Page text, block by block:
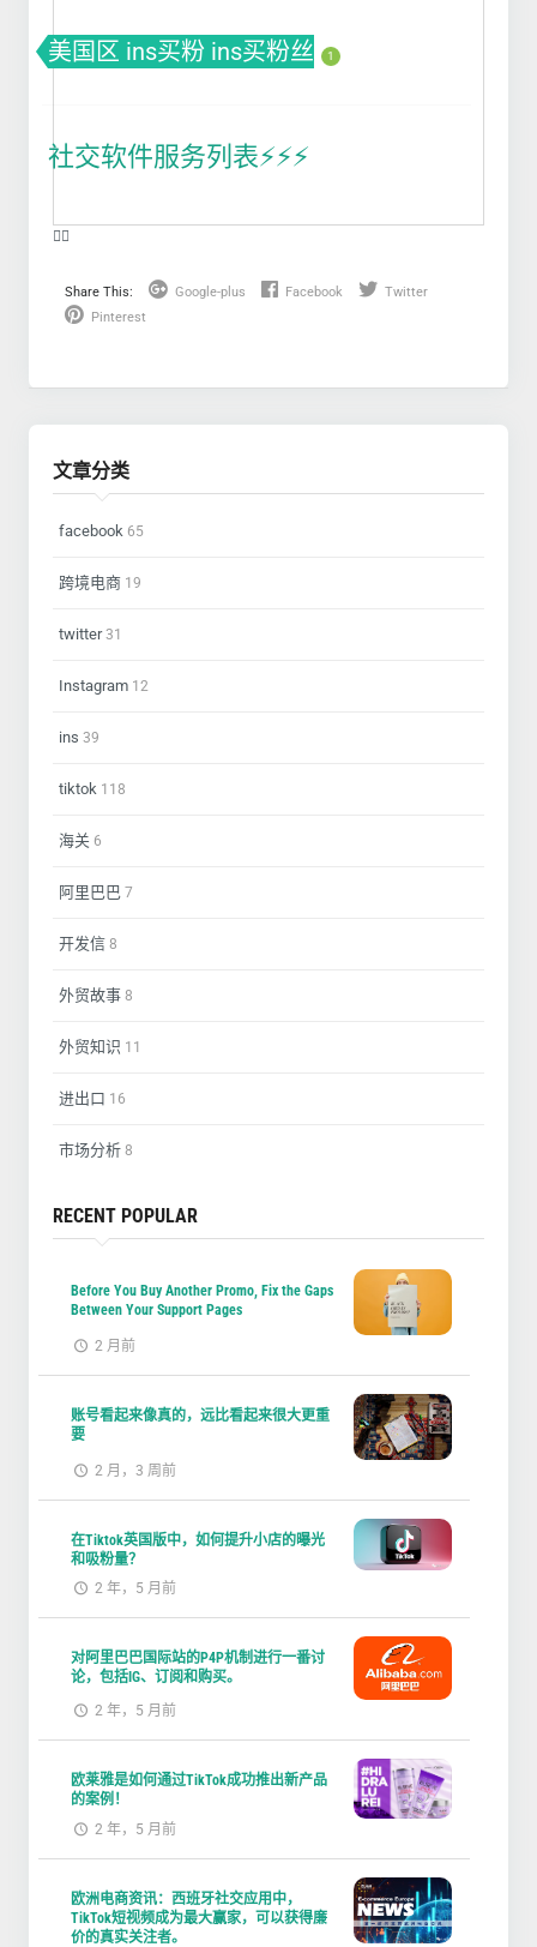
美国区 ins买粉 ins买粉丝 1
社交软件服务列表⚡️⚡️⚡️
❤️‍🔥
Share This: Google-plus Facebook
Twitter
Pinterest
文章分类
facebook 65
跨境电商 19
twitter31
Instagram 12
ins 39
tiktok 118
海关 6
阿里巴巴 7
开发信 8
外贸故事 8
外贸知识 11
进出口 16
市场分析 8
RECENT POPULAR
Before You Buy Another Promo, Fix the Gaps
Between Your Support Pages
2 月前
账号看起来像真的，远比看起来很大更重
要
2 月，3 周前
在Tiktok英国版中，如何提升小店的曝光
和吸粉量？
2 年，5 月前
对阿里巴巴国际站的P4P机制进行一番讨
论，包括IG、订阅和购买。
2 年，5 月前
欧莱雅是如何通过TikTok成功推出新产品
的案例！
2 年，5 月前
欧洲电商资讯：西班牙社交应用中，
TikTok短视频成为最大赢家，可以获得廉
价的真实关注者。